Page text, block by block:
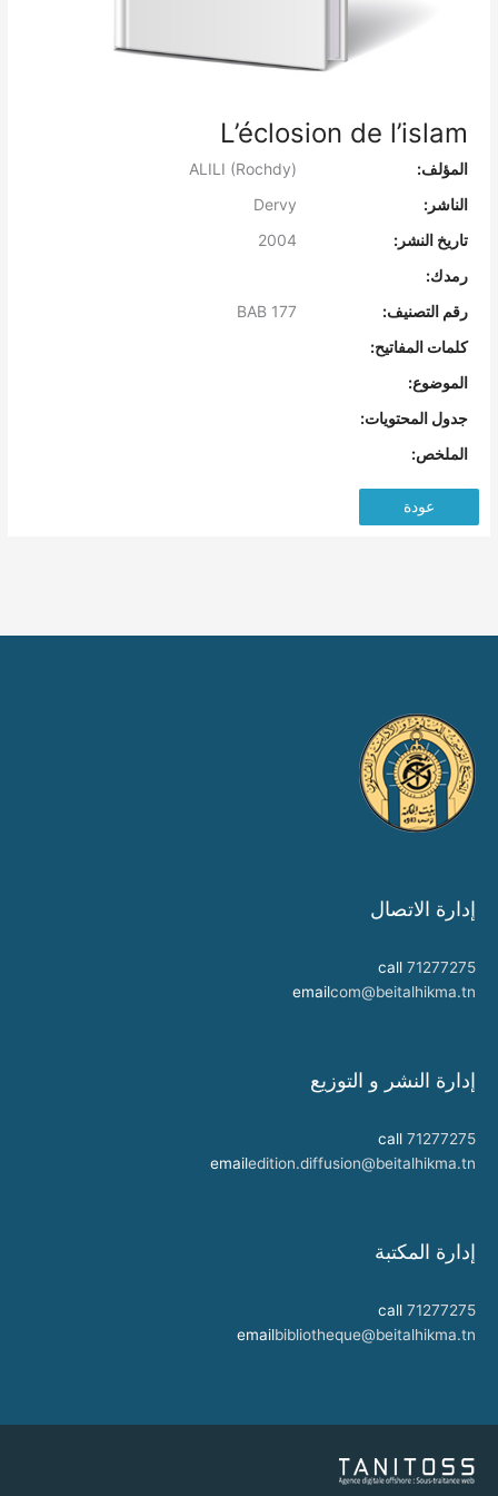
L’éclosion de l’islam
المؤلف:
الناشر:
تاريخ النشر:
رمدك:
رقم التصنيف:
كلمات المفاتيح:
الموضوع:
جدول المحتويات:
الملخص:
عودة
إدارة الاتصال
call 71277275
emailcom@beitalhikma.tn
إدارة النشر و التوزيع
call 71277275
emailedition.diffusion@beitalhikma.tn
إدارة المكتبة
call 71277275
emailbibliotheque@beitalhikma.tn